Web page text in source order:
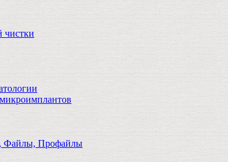
чистки
Файлы, Профайлы